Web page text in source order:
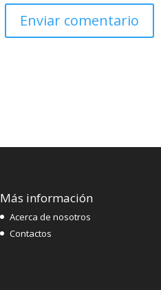
Más información
Acerca de nosotros
Contactos